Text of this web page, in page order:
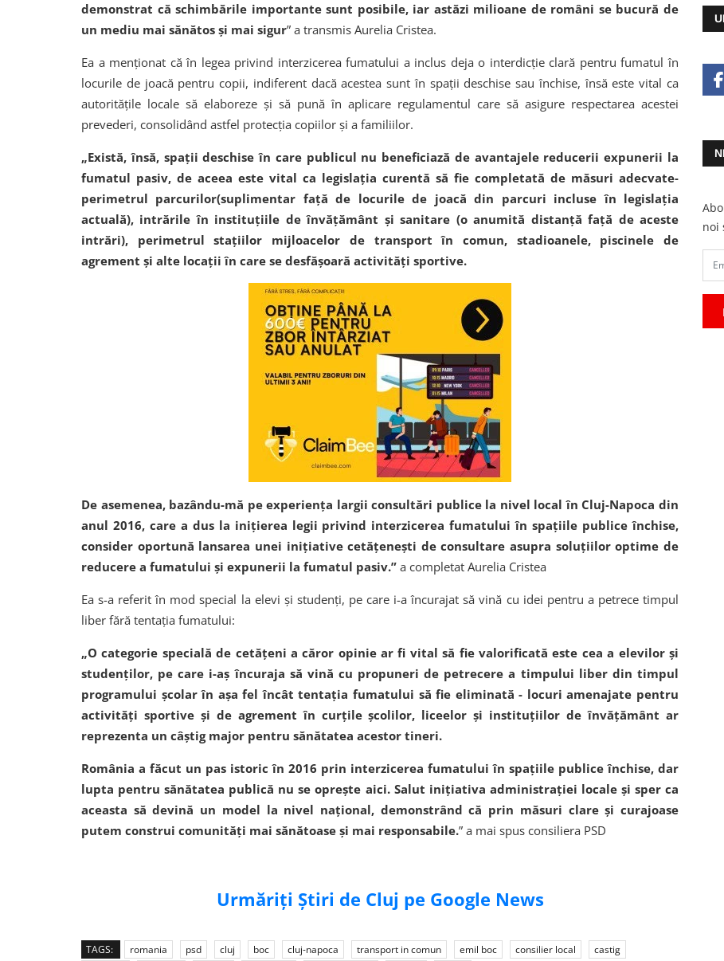
demonstrat că schimbările importante sunt posibile, iar astăzi milioane de români se bucură de
un mediu mai sănătos și mai sigur” a transmis Aurelia Cristea.
Ea a menționat că în legea privind interzicerea fumatului a inclus deja o interdicție clară pentru fumatul în
locurile de joacă pentru copii, indiferent dacă acestea sunt în spații deschise sau închise, însă este vital ca
autoritățile locale să elaboreze și să pună în aplicare regulamentul care să asigure respectarea acestei
prevederi, consolidând astfel protecția copiilor și a familiilor.
„Există, însă, spații deschise în care publicul nu beneficiază de avantajele reducerii expunerii la
fumatul pasiv, de aceea este vital ca legislația curentă să fie completată de măsuri adecvate-
perimetrul parcurilor(suplimentar față de locurile de joacă din parcuri incluse în legislația
actuală), intrările în instituțiile de învățământ și sanitare (o anumită distanță față de aceste
intrări), perimetrul stațiilor mijloacelor de transport în comun, stadioanele, piscinele de
agrement și alte locații în care se desfășoară activități sportive.
De asemenea, bazându-mă pe experiența largii consultări publice la nivel local în Cluj-Napoca din
anul 2016, care a dus la inițierea legii privind interzicerea fumatului în spațiile publice închise,
consider oportună lansarea unei inițiative cetățenești de consultare asupra soluțiilor optime de
reducere a fumatului și expunerii la fumatul pasiv.” a completat Aurelia Cristea
Ea s-a referit în mod special la elevi și studenți, pe care i-a încurajat să vină cu idei pentru a petrece timpul
liber fără tentația fumatului:
„O categorie specială de cetățeni a căror opinie ar fi vital să fie valorificată este cea a elevilor și
studenților, pe care i-aș încuraja să vină cu propuneri de petrecere a timpului liber din timpul
programului școlar în așa fel încât tentația fumatului să fie eliminată - locuri amenajate pentru
activități sportive și de agrement în curțile școlilor, liceelor și instituțiilor de învățământ ar
reprezenta un câștig major pentru sănătatea acestor tineri.
România a făcut un pas istoric în 2016 prin interzicerea fumatului în spațiile publice închise, dar
lupta pentru sănătatea publică nu se oprește aici. Salut inițiativa administrației locale și sper ca
aceasta să devină un model la nivel național, demonstrând că prin măsuri clare și curajoase
putem construi comunități mai sănătoase și mai responsabile.” a mai spus consiliera PSD
Urmăriți Știri de Cluj pe Google News
TAGS: romania psd cluj boc cluj-napoca transport in comun emil boc consilier local castig
noi